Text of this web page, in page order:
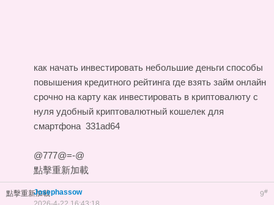
как начать инвестировать небольшие деньги способы
повышения кредитного рейтинга где взять займ онлайн
срочно на карту как инвестировать в криптовалюту с
нуля удобный криптовалютный кошелек для
смартфона 331ad64
@777@=-@
點擊重新加載
點擊重新加載 9#
Josephassow